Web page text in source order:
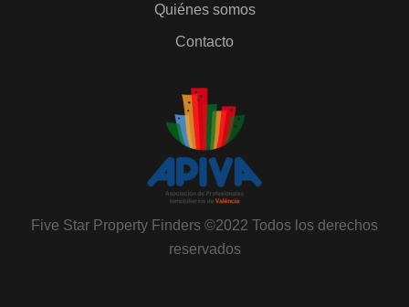
Quiénes somos
Contacto
Five Star Property Finders ©2022 Todos los derechos
reservados